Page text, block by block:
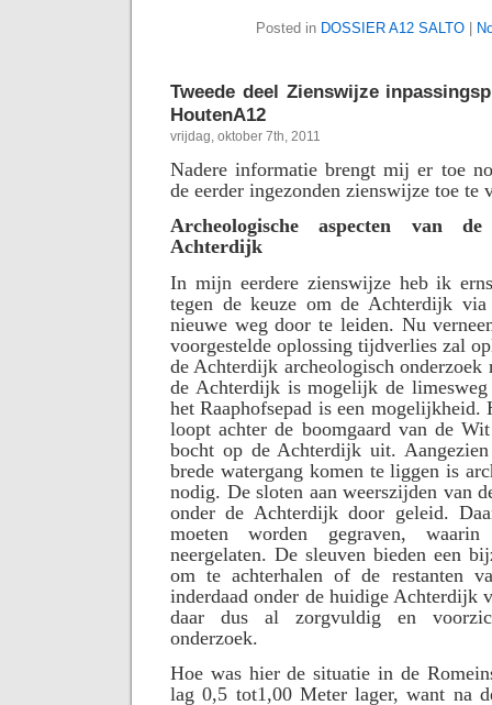
Posted in DOSSIER A12 SALTO|
Tweede deel Zienswijze
HoutenA12
vrijdag, oktober 7th, 2011
Nadere informatie brengt mij er toe
de eerder ingezonden zienswijze toe te
Archeologische aspecten van
Achterdijk
In mijn eerdere zienswijze heb ik
tegen de keuze om de Achterdijk
nieuwe weg door te leiden. Nu
voorgestelde oplossing tijdverlies zal
de Achterdijk archeologisch
de Achterdijk is mogelijk de
het Raaphofsepad is een mogelijkheid.
loopt achter de boomgaard van de
bocht op de Achterdijk uit.
brede watergang komen te liggen is
nodig. De sloten aan weerszijden van
onder de Achterdijk door geleid.
moeten worden gegraven,
neergelaten. De sleuven bieden een
om te achterhalen of de restanten
inderdaad onder de huidige Achterdijk
daar dus al zorgvuldig en
onderzoek.
Hoe was hier de situatie in de
lag 0,5 tot1,00 Meter lager, want na